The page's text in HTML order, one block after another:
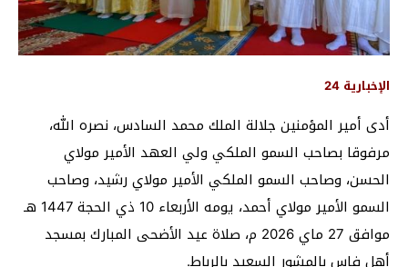
الإخبارية 24
أدى أمير المؤمنين جلالة الملك محمد السادس، نصره الله،
مرفوقا بصاحب السمو الملكي ولي العهد الأمير مولاي
الحسن، وصاحب السمو الملكي الأمير مولاي رشيد، وصاحب
السمو الأمير مولاي أحمد، يومه الأربعاء 10 ذي الحجة 1447 هـ
موافق 27 ماي 2026 م، صلاة عيد الأضحى المبارك بمسجد
أهل فاس بالمشور السعيد بالرباط.